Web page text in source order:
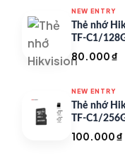
NEW ENTRY
Thẻ nhớ
TF-C1/
80.000₫
NEW ENTRY
Thẻ nhớ
TF-C1/
100.000₫